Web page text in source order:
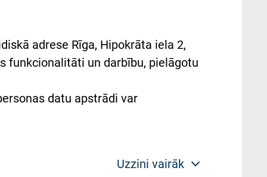
adrese Rīga, Hipokrāta iela 2,
funkcionalitāti un darbību, pielāgotu
datu apstrādi var
Uzzini vairāk